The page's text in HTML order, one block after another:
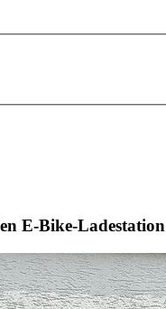
E-Bike-Ladestation